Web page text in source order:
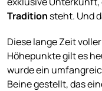
Tradition steht. Und
Diese lange Zeit
Höhepunkte gilt es
wurde ein
Beine gestellt, das